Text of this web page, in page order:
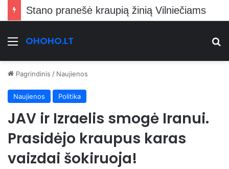
Stano pranešė kraupią žinią Vilniečiams
Meniu
OHOHO.LT
Pagrindinis / Naujienos
Naujienos Politika
JAV ir Izraelis smogė Iranui.
Prasidėjo kraupus karas
vaizdai šokiruoja!